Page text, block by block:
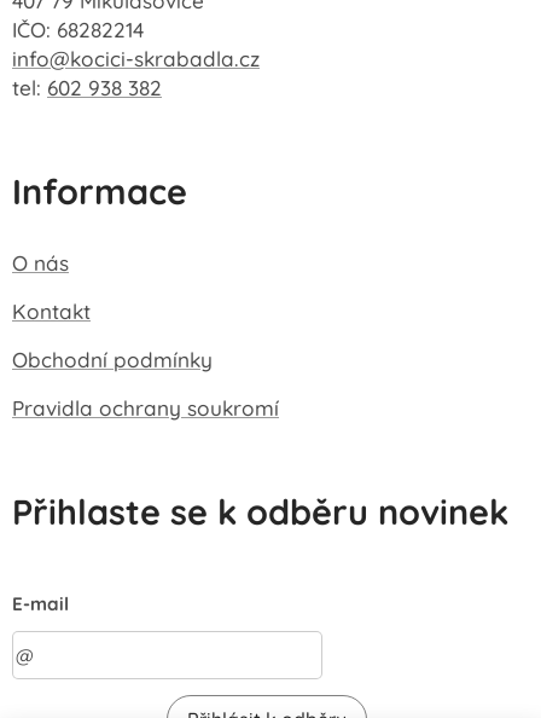
IČO: 68282214
info@kocici-skrabadla.cz
tel: 602 938 382
Informace
O nás
Kontakt
Obchodní podmínky
Pravidla ochrany soukromí
Přihlaste se k odběru novinek
E-mail